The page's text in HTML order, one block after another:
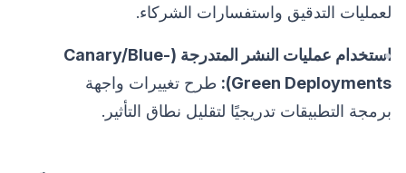
لعمليات التدقيق واستفسارات الشركاء.
استخدام عمليات النشر المتدرجة (Canary/Blue-
Green Deployments):
طرح تغييرات واجهة
برمجة التطبيقات تدريجيًا لتقليل نطاق التأثير.